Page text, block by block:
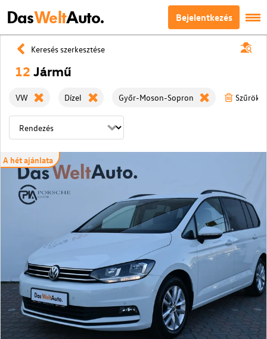
DasWeltAuto. Bejelentkezés
Keresés szerkesztése
12 Jármű
VW Dízel Győr-Moson-Sopron Szűrök
A hét ajánlata